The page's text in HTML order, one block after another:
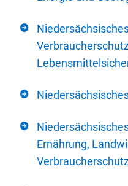
Ernährung,